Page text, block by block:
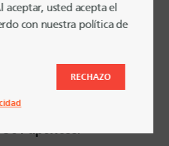
de las tarjetas
My Credit Card
Go Paperless.
aceptar, usted acepta el
con nuestra política de
RECHAZO